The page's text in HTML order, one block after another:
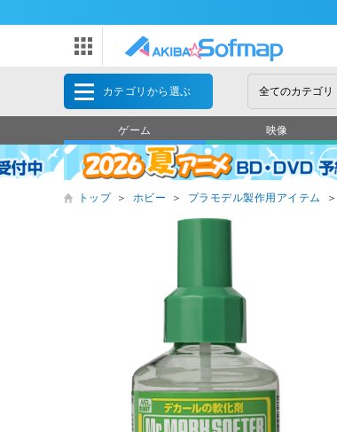
カテゴリから選ぶ
ゲーム 映像
トップ ＞ ホビー ＞ プラモデル製作用アイテム ＞